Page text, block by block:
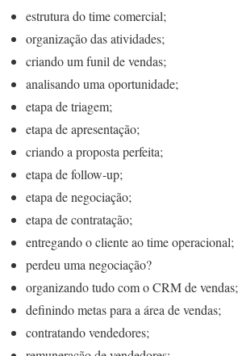
estrutura do time comercial;
organização das atividades;
criando um funil de vendas;
analisando uma oportunidade;
etapa de triagem;
etapa de apresentação;
criando a proposta perfeita;
etapa de follow-up;
etapa de negociação;
etapa de contratação;
entregando o cliente ao time operacional;
perdeu uma negociação?
organizando tudo com o CRM de vendas;
definindo metas para a área de vendas;
contratando vendedores;